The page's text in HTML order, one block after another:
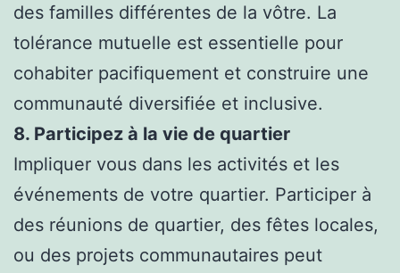
des familles différentes de la vôtre. La
tolérance mutuelle est essentielle pour
cohabiter pacifiquement et construire une
communauté diversifiée et inclusive.
8. Participez à la vie de quartier
Impliquer vous dans les activités et les
événements de votre quartier. Participer à
des réunions de quartier, des fêtes locales,
ou des projets communautaires peut